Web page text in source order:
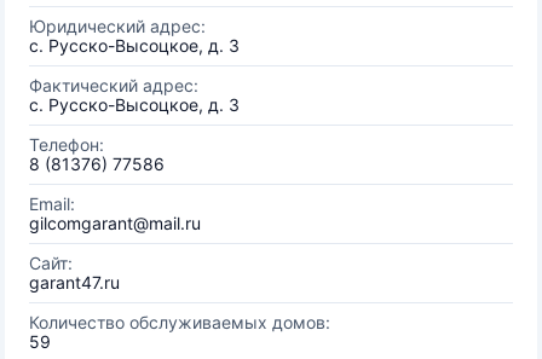
Юридический адрес:
с. Русско-Высоцкое, д. 3
Фактический адрес:
с. Русско-Высоцкое, д. 3
Телефон:
8 (81376) 77586
Email:
gilcomgarant@mail.ru
Сайт:
garant47.ru
Количество обслуживаемых домов:
59